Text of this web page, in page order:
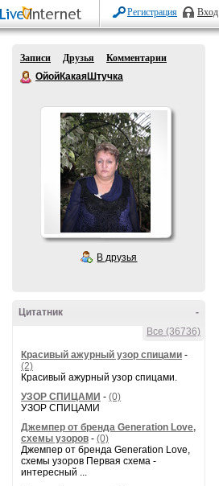
Регистрация Вход
Записи Друзья
Комментарии
ОйойКакаяШтучка
В друзья
-
Цитатник
Все (36736)
Красивый ажурный узор спицами -
(2)
Красивый ажурный узор спицами.
УЗОР СПИЦАМИ - (0)
УЗОР СПИЦАМИ
Джемпер от бренда Generation Love,
схемы узоров - (0)
Джемпер от бренда Generation Love,
схемы узоров Первая схема -
интересный ...